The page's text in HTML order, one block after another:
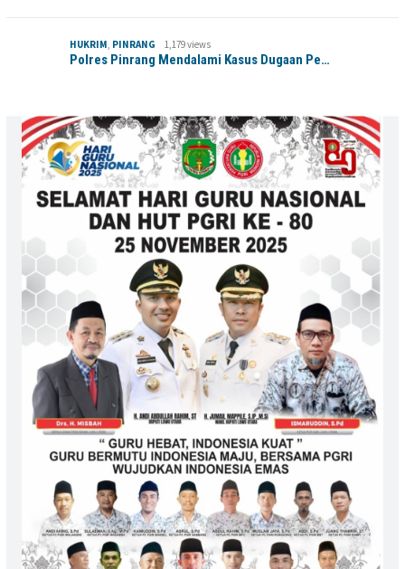
HUKRIM, PINRANG 1,179 views
Polres Pinrang Mendalami Kasus Dugaan Pe…